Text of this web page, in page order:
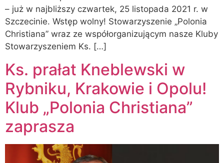
– już w najbliższy czwartek, 25 listopada 2021 r. w
Szczecinie. Wstęp wolny! Stowarzyszenie „Polonia
Christiana” wraz ze współorganizującym nasze Kluby
Stowarzyszeniem Ks. […]
Ks. prałat Kneblewski w
Rybniku, Krakowie i Opolu!
Klub „Polonia Christiana”
zaprasza